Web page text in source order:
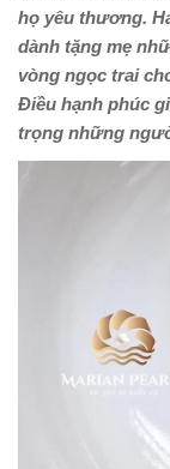
họ yêu thương.
dành tặng mẹ
vòng ngọc trai
Điều hạnh phúc
trọng những